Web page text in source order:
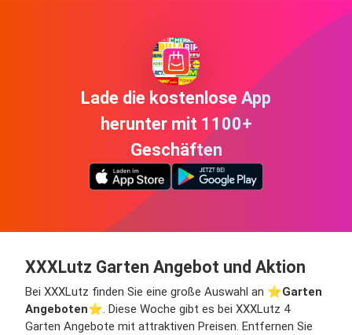
Lade die kostenlose App
herunter mit 1100+
Geschäften
XXXLutz Garten Angebot und Aktion
Bei XXXLutz finden Sie eine große Auswahl an ⭐️Garten
Angeboten⭐️. Diese Woche gibt es bei XXXLutz 4
Garten Angebote mit attraktiven Preisen. Entfernen Sie